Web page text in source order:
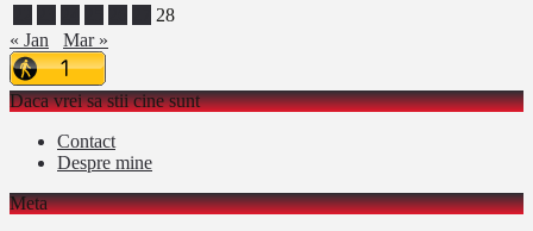
28
« Jan
Mar »
Daca vrei sa stii cine sunt
Contact
Despre mine
Meta